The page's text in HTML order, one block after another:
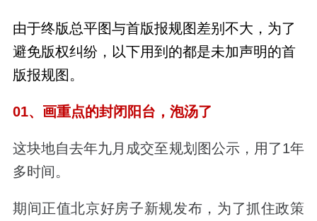
由于终版总平图与首版报规图差别不大，为了
避免版权纠纷，以下用到的都是未加声明的首
版报规图。
01、画重点的封闭阳台，泡汤了
这块地自去年九月成交至规划图公示，用了1年
多时间。
期间正值北京好房子新规发布，为了抓住政策